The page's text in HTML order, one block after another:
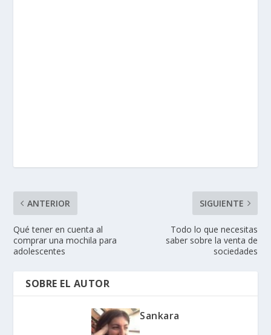
ANTERIOR
Qué tener en cuenta al
comprar una mochila para
adolescentes
SIGUIENTE
Todo lo que necesitas
saber sobre la venta de
sociedades
SOBRE EL AUTOR
Sankara